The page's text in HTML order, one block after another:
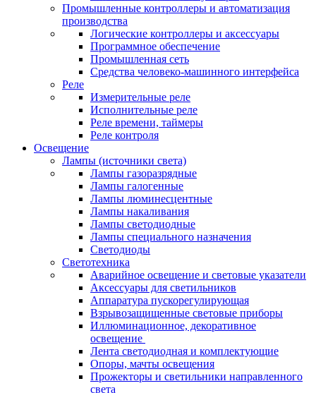
Промышленные контроллеры и автоматизация
производства
Логические контроллеры и аксессуары
Программное обеспечение
Промышленная сеть
Средства человеко-машинного интерфейса
Реле
Измерительные реле
Исполнительные реле
Реле времени, таймеры
Реле контроля
Освещение
Лампы (источники света)
Лампы газоразрядные
Лампы галогенные
Лампы люминесцентные
Лампы накаливания
Лампы светодиодные
Лампы специального назначения
Светодиоды
Светотехника
Аварийное освещение и световые указатели
Аксессуары для светильников
Аппаратура пускорегулирующая
Взрывозащищенные световые приборы
Иллюминационное, декоративное
освещение
Лента светодиодная и комплектующие
Опоры, мачты освещения
Прожекторы и светильники направленного
света